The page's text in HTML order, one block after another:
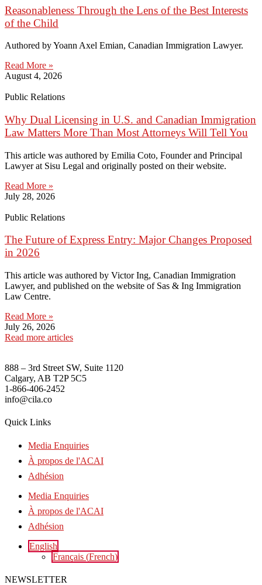
Reasonableness Through the Lens of the Best Interests
of the Child
Authored by Yoann Axel Emian, Canadian Immigration Lawyer.
Read More »
August 4, 2026
Public Relations
Why Dual Licensing in U.S. and Canadian Immigration
Law Matters More Than Most Attorneys Will Tell You
This article was authored by Emilia Coto, Founder and Principal
Lawyer at Sisu Legal and originally posted on their website.
Read More »
July 28, 2026
Public Relations
The Future of Express Entry: Major Changes Proposed
in 2026
This article was authored by Victor Ing, Canadian Immigration
Lawyer, and published on the website of Sas & Ing Immigration
Law Centre.
Read More »
July 26, 2026
Read more articles
888 – 3rd Street SW, Suite 1120
Calgary, AB T2P 5C5
1-866-406-2452
info@cila.co
Quick Links
Media Enquiries
À propos de l'ACAI
Adhésion
Media Enquiries
À propos de l'ACAI
Adhésion
English
Français (French)
NEWSLETTER